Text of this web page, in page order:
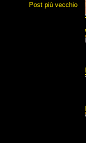
Post più vecchio